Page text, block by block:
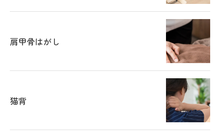
肩甲骨はがし
猫背